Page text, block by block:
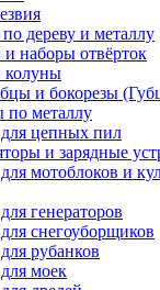
дереву и металлу
наборы отвёрток
колуны
и бокорезы
металлу
для цепных пил
и зарядные
мотоблоков и
генераторов
снегоуборщиков
рубанков
моек